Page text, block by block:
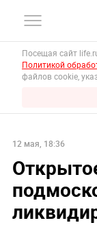
Посещая сайт
Политикой
файлов cookie,
12 мая, 18:36